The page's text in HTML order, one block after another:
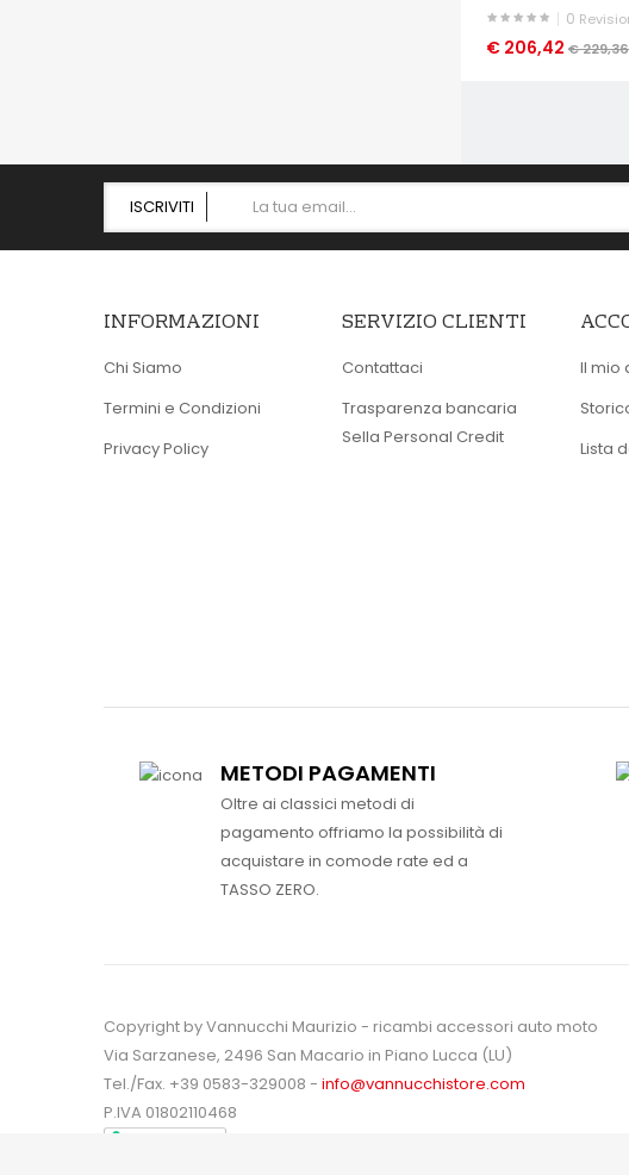
0
€ 206,42 € 229,36
ISCRIVITI
INFORMAZIONI
Chi Siamo
Termini e Condizioni
Privacy Policy
SERVIZIO CLIENTI
Contattaci
Trasparenza bancaria
Sella Personal Credit
Il mio
Lista
METODI PAGAMENTI
Oltre ai classici metodi di
pagamento offriamo la possibilità di
acquistare in comode rate ed a
TASSO ZERO.
Copyright by Vannucchi Maurizio - ricambi accessori auto moto
Via Sarzanese, 2496 San Macario in Piano Lucca (LU)
Tel./Fax. +39 0583-329008 - info@vannucchistore.com
P.IVA 01802110468